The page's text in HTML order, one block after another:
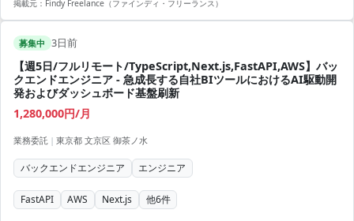
掲載元： Findy Freelance（ファインディ・フリーランス）
募集中 3日前
【週5日/フルリモート/TypeScript,Next.js,FastAPI,AWS】バッ
クエンドエンジニア - 急成長する自社BIツールにおけるAI駆動開
発およびダッシュボード基盤刷新
1,280,000円/月
業務委託 | 東京都 文京区 御茶ノ水
バックエンドエンジニア エンジニア
FastAPI AWS Next.js 他6件